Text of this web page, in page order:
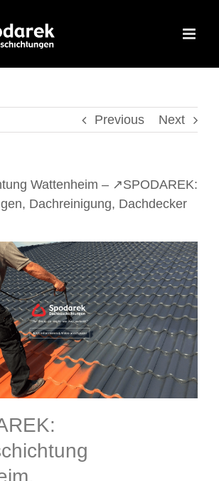
Previous Next
Wattenheim – ↗️SPODAREK:
Dachreinigung, Dachdecker